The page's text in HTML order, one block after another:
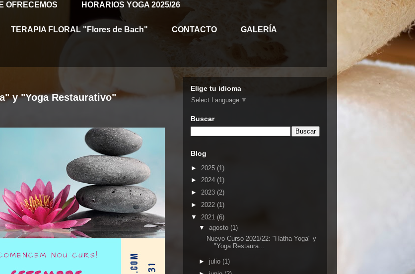
OFRECEMOS HORARIOS YOGA 2025/26
TERAPIA FLORAL "Flores de Bach" CONTACTO GALERÍA
y "Yoga Restaurativo"
Elige tu idioma
Select Language ▼
Buscar
Blog
► 2025 (1)
► 2024 (1)
► 2023 (2)
► 2022 (1)
▼ 2021 (6)
▼ agosto (1)
Nuevo Curso 2021/22: "Hatha Yoga" y
"Yoga Restaura...
► julio (1)